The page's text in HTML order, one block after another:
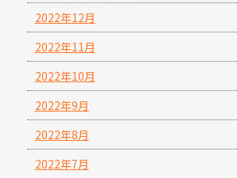
2022年12月
2022年11月
2022年10月
2022年9月
2022年8月
2022年7月